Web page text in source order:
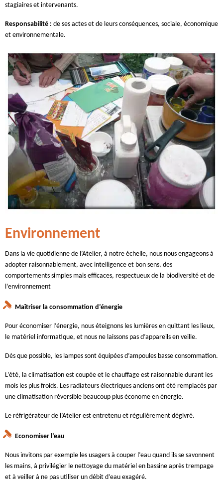
stagiaires et intervenants.
Responsabilité : de ses actes et de leurs conséquences, sociale, économique
et environnementale.
Environnement
Dans la vie quotidienne de l’Atelier, à notre échelle, nous nous engageons à
adopter raisonnablement, avec intelligence et bon sens, des
comportements simples mais efficaces, respectueux de la biodiversité et de
l’environnement
Maîtriser la consommation d’énergie
Pour économiser l’énergie, nous éteignons les lumières en quittant les lieux,
le matériel informatique, et nous ne laissons pas d’appareils en veille.
Dès que possible, les lampes sont équipées d’ampoules basse consommation.
L’été, la climatisation est coupée et le chauffage est raisonnable durant les
mois les plus froids. Les radiateurs électriques anciens ont été remplacés par
une climatisation réversible beaucoup plus économe en énergie.
Le réfrigérateur de l’Atelier est entretenu et régulièrement dégivré.
Economiser l’eau
Nous invitons par exemple les usagers à couper l’eau quand ils se savonnent
les mains, à privilégier le nettoyage du matériel en bassine après trempage
et à veiller à ne pas utiliser un débit d’eau exagéré.